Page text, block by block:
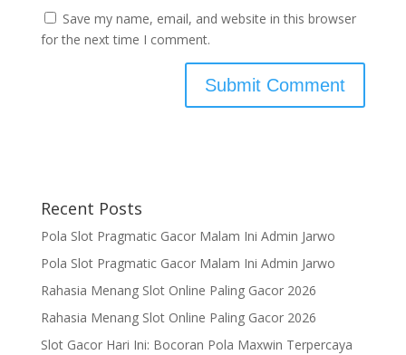
Save my name, email, and website in this browser
for the next time I comment.
Recent Posts
Pola Slot Pragmatic Gacor Malam Ini Admin Jarwo
Pola Slot Pragmatic Gacor Malam Ini Admin Jarwo
Rahasia Menang Slot Online Paling Gacor 2026
Rahasia Menang Slot Online Paling Gacor 2026
Slot Gacor Hari Ini: Bocoran Pola Maxwin Terpercaya